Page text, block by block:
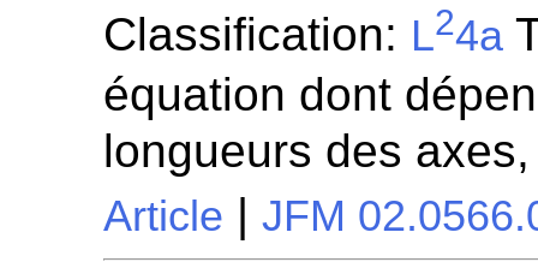
Classification: L24a
équation dont
longueurs des
Article |JFM